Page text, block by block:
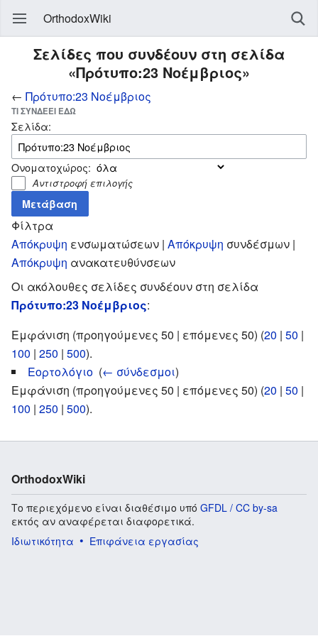
OrthodoxWiki
Σελίδες που συνδέουν στη σελίδα
«Πρότυπο:23 Νοέμβριος»
← Πρότυπο:23 Νοέμβριος
ΤΙ ΣΥΝΔΈΕΙ ΕΔΏ
Σελίδα:
Ονοματοχώρος:
Αντιστροφή επιλογής
Φίλτρα
Απόκρυψη ενσωματώσεων | Απόκρυψη συνδέσμων |
Απόκρυψη ανακατευθύνσεων
Οι ακόλουθες σελίδες συνδέουν στη σελίδα
Πρότυπο:23 Νοέμβριος:
Εμφάνιση (προηγούμενες 50 | επόμενες 50) (20 | 50 |
100 | 250 | 500).
Εορτολόγιο (← σύνδεσμοι)
Εμφάνιση (προηγούμενες 50 | επόμενες 50) (20 | 50 |
100 | 250 | 500).
OrthodoxWiki
Το περιεχόμενο είναι διαθέσιμο υπό GFDL / CC by-sa
εκτός αν αναφέρεται διαφορετικά.
Ιδιωτικότητα
Επιφάνεια εργασίας